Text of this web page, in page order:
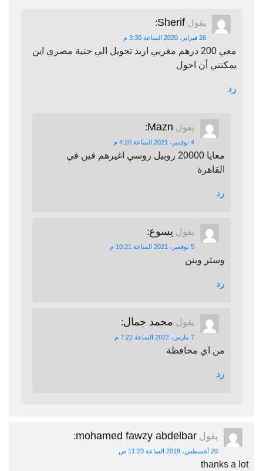
يقول Sherif
:
26 فبراير، 2020 الساعة 3:30 م
معي 200 درهم مغربي اريد تحويل الي جنية مصري اين
يمكنني أن احول
رد
يقول Mazn
:
4 نوفمبر، 2021 الساعة 4:20 م
معايا 20000 روبيل روسي اغيرهم فين في
القاهرة
رد
يقول يسوع:
5 نوفمبر، 2021 الساعة 10:21 م
وستر وينن
رد
يقول محمد جمال:
7 مارس، 2022 الساعة 7:22 م
من اي محافظة
رد
يقول mohamed fawzy abdelbar
:
20 أغسطس، 2019 الساعة 11:23 ص
thanks a lot